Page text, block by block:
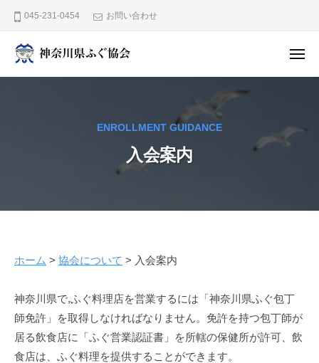
045-231-0454 お問い合わせ
神
会
メ
ュ
ENROLLMENT GUIDANCE
入会案内
ホーム > 協会について > 入会案内
入
会
案
神奈川県で,ふぐ料理店を営業するには「神奈川県ふぐ包丁
師免許」を取得しなければなりません。免許を持つ包丁師が
居る飲食店に「ふぐ営業認証書」を所轄の保健所が許可、飲
食店は、ふぐ料理を提供することができます。
奈
県